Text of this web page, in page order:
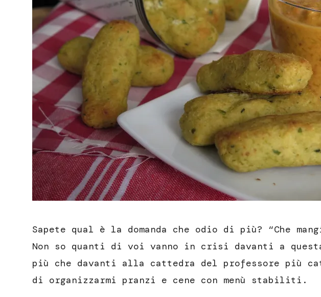
Sapete qual è la domanda che odio di più? “Che
Non so quanti di voi vanno in crisi davanti a
più che davanti alla cattedra del professore più
di organizzarmi pranzi e cene con menù stabiliti.